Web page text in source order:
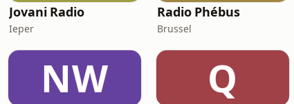
Jovani Radio
Ieper
Radio Phébus
Brussel
NW Q